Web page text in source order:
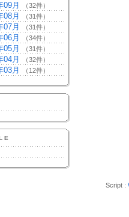
09月 （32件）
08月 （31件）
07月 （31件）
06月 （34件）
05月 （31件）
04月 （32件）
03月 （12件）
Script :